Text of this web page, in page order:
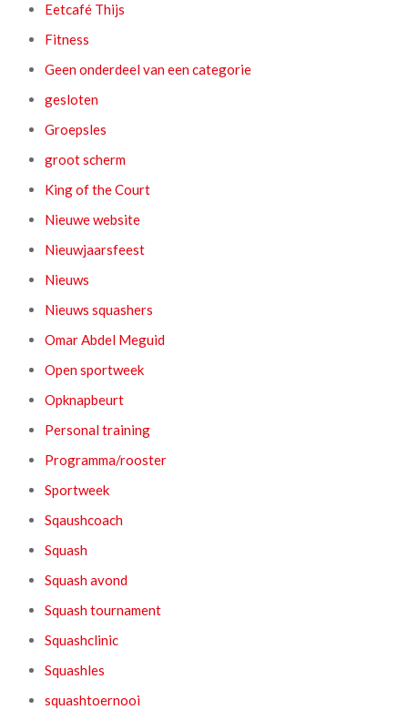
Eetcafé Thijs
Fitness
Geen onderdeel van een categorie
gesloten
Groepsles
groot scherm
King of the Court
Nieuwe website
Nieuwjaarsfeest
Nieuws
Nieuws squashers
Omar Abdel Meguid
Open sportweek
Opknapbeurt
Personal training
Programma/rooster
Sportweek
Sqaushcoach
Squash
Squash avond
Squash tournament
Squashclinic
Squashles
squashtoernooi